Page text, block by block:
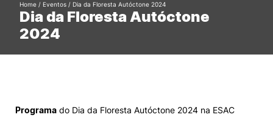
Estudar
International Relations
Formative Offer
Dia da Floresta Autóctone
2024
Home / Eventos / Dia da Floresta Autóctone 2024
Programa do Dia da Floresta Autóctone 2024 na ESAC